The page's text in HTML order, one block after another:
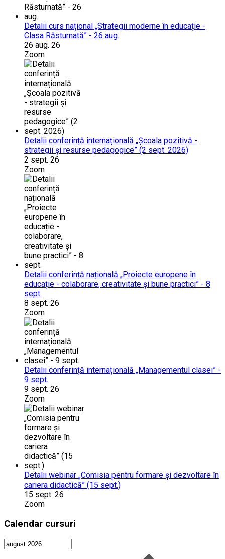
Detalii curs național „Strategii moderne în educație -
Clasa Răsturnată” - 26 aug.
26 aug. 26
Zoom
Detalii conferință internațională „Școala pozitivă -
strategii și resurse pedagogice” (2 sept. 2026)
2 sept. 26
Zoom
Detalii conferință națională „Proiecte europene în
educație - colaborare, creativitate și bune practici” - 8
sept.
8 sept. 26
Zoom
Detalii conferință internațională „Managementul clasei” -
9 sept.
9 sept. 26
Zoom
Detalii webinar „Comisia pentru formare și dezvoltare în
cariera didactică” (15 sept.)
15 sept. 26
Zoom
Calendar cursuri